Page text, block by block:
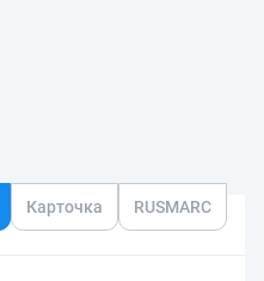
Карточка RUSMARC